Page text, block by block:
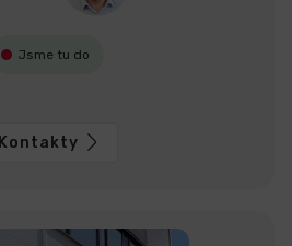
Jsme tu do
Kontakty